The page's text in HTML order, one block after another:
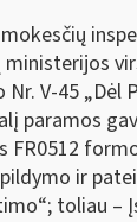
V-45 „Dėl
paramos
FR0512
ir
toliau –